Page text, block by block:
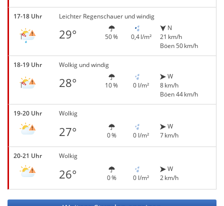
17-18 Uhr Leichter Regenschauer und windig
29° 50 % 0,4 l/m²
N
21 km/h
Böen 50 km/h
18-19 Uhr Wolkig und windig
28° 10 % 0 l/m²
W
8 km/h
Böen 44 km/h
19-20 Uhr Wolkig
27° 0 % 0 l/m²
W
7 km/h
20-21 Uhr Wolkig
26° 0 % 0 l/m²
W
2 km/h